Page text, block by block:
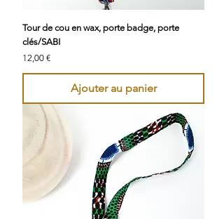
Tour de cou en wax, porte badge, porte
clés/SABI
Prix
12,00 €
Ajouter au panier